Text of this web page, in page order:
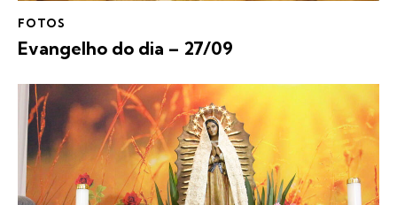
FOTOS
Evangelho do dia – 27/09